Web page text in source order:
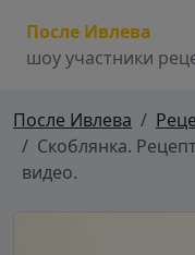
После Ивлева
шоу участники
После Ивлева
Скоблянка.
видео.